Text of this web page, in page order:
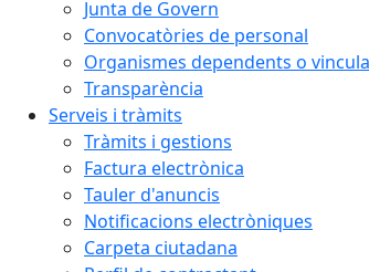
Junta de Govern
Convocatòries de personal
Organismes dependents o
Transparència
Serveis i tràmits
Tràmits i gestions
Factura electrònica
Tauler d'anuncis
Notificacions electròniques
Carpeta ciutadana